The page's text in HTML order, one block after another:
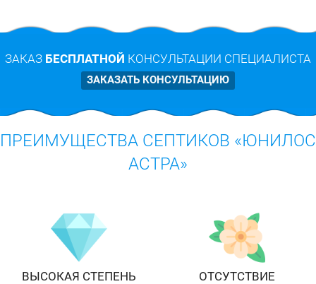
ЗАКАЗ БЕСПЛАТНОЙ КОНСУЛЬТАЦИИ СПЕЦИАЛИСТА
ЗАКАЗАТЬ КОНСУЛЬТАЦИЮ
ПРЕИМУЩЕСТВА СЕПТИКОВ «ЮНИЛОС
АСТРА»
ВЫСОКАЯ СТЕПЕНЬ
ОТСУТСТВИЕ